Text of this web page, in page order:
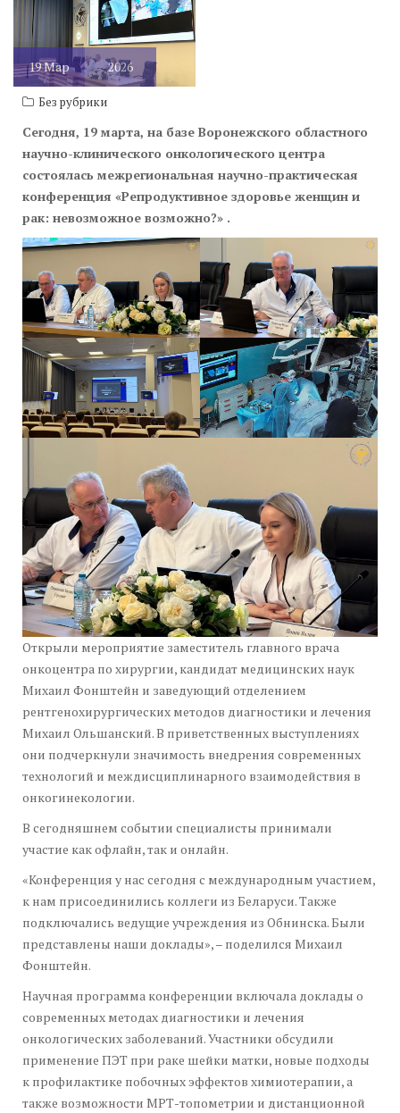
возможно?»
19Мар 2026
Без рубрики
Сегодня, 19 марта, на базе Воронежского областного
научно-клинического онкологического центра
состоялась межрегиональная научно-практическая
конференция «Репродуктивное здоровье женщин и
рак: невозможное возможно?» .
Открыли мероприятие заместитель главного врача
онкоцентра по хирургии, кандидат медицинских наук
Михаил Фонштейн и заведующий отделением
рентгенохирургических методов диагностики и лечения
Михаил Ольшанский. В приветственных выступлениях
они подчеркнули значимость внедрения современных
технологий и междисциплинарного взаимодействия в
онкогинекологии.
В сегодняшнем событии специалисты принимали
участие как офлайн, так и онлайн.
«Конференция у нас сегодня с международным участием,
к нам присоединились коллеги из Беларуси. Также
подключались ведущие учреждения из Обнинска. Были
представлены наши доклады», – поделился Михаил
Фонштейн.
Научная программа конференции включала доклады о
современных методах диагностики и лечения
онкологических заболеваний. Участники обсудили
применение ПЭТ при раке шейки матки, новые подходы
к профилактике побочных эффектов химиотерапии, а
также возможности МРТ-топометрии и дистанционной